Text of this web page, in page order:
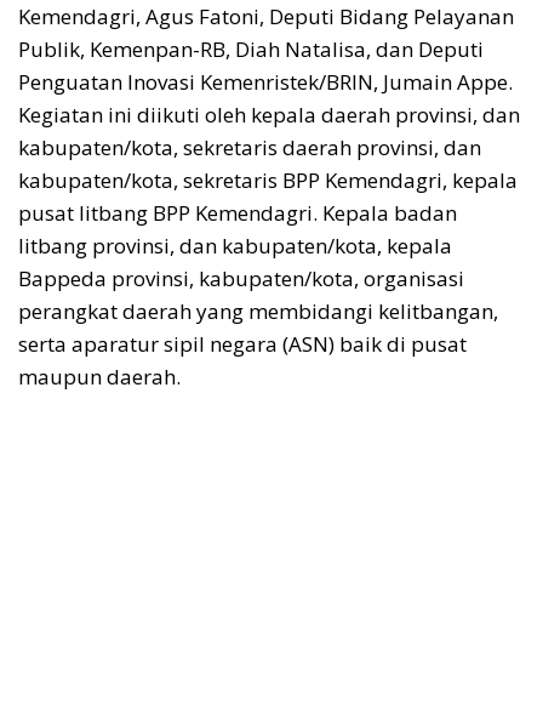
Kemendagri, Agus Fatoni, Deputi Bidang Pelayanan
Publik, Kemenpan-RB, Diah Natalisa, dan Deputi
Penguatan Inovasi Kemenristek/BRIN, Jumain Appe.
Kegiatan ini diikuti oleh kepala daerah provinsi, dan
kabupaten/kota, sekretaris daerah provinsi, dan
kabupaten/kota, sekretaris BPP Kemendagri, kepala
pusat litbang BPP Kemendagri. Kepala badan
litbang provinsi, dan kabupaten/kota, kepala
Bappeda provinsi, kabupaten/kota, organisasi
perangkat daerah yang membidangi kelitbangan,
serta aparatur sipil negara (ASN) baik di pusat
maupun daerah.